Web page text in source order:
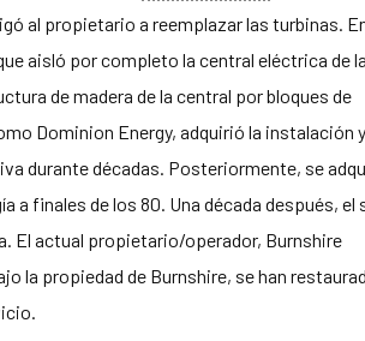
al propietario a reemplazar las turbinas.
aisló por completo la central eléctrica de la
de madera de la central por bloques de
Dominion Energy, adquirió la instalación
durante décadas. Posteriormente, se
a finales de los 80. Una década después, el
El actual propietario/operador, Burnshire
la propiedad de Burnshire, se han